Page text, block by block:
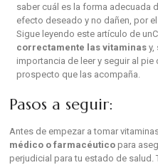
saber cuál es la forma adecuada
efecto deseado y no dañen, por
Sigue leyendo este artículo de
correctamente las vitaminas y,
importancia de leer y seguir al
prospecto que las acompaña.
Pasos a seguir:
Antes de empezar a tomar
médico o farmacéutico para
perjudicial para tu estado de salud.